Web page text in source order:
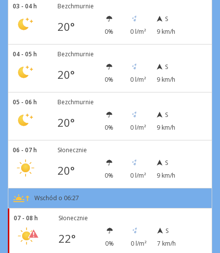
03 - 04 h Bezchmurnie
20° 0% 0 l/m²
S
9 km/h
04 - 05 h Bezchmurnie
20° 0% 0 l/m²
S
9 km/h
05 - 06 h Bezchmurnie
20° 0% 0 l/m²
S
9 km/h
06 - 07 h Słonecznie
20° 0% 0 l/m²
S
9 km/h
Wschód o 06:27
07 - 08 h Słonecznie
22° 0% 0 l/m²
S
7 km/h